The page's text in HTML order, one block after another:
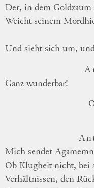
Der, in dem
Weicht seinem
Und sieht sich um,
Ganz wunderbar!
Mich sendet
Ob Klugheit nicht, bei
Verhältnissen, den